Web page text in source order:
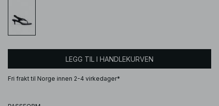
LEGG TIL I HANDLEKURVEN
Fri frakt til Norge innen 2-4 virkedager*